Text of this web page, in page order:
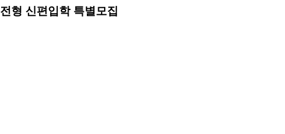
전형 신편입학 특별모집